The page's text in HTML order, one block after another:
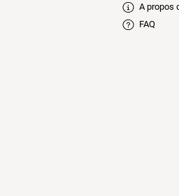
A propos
FAQ